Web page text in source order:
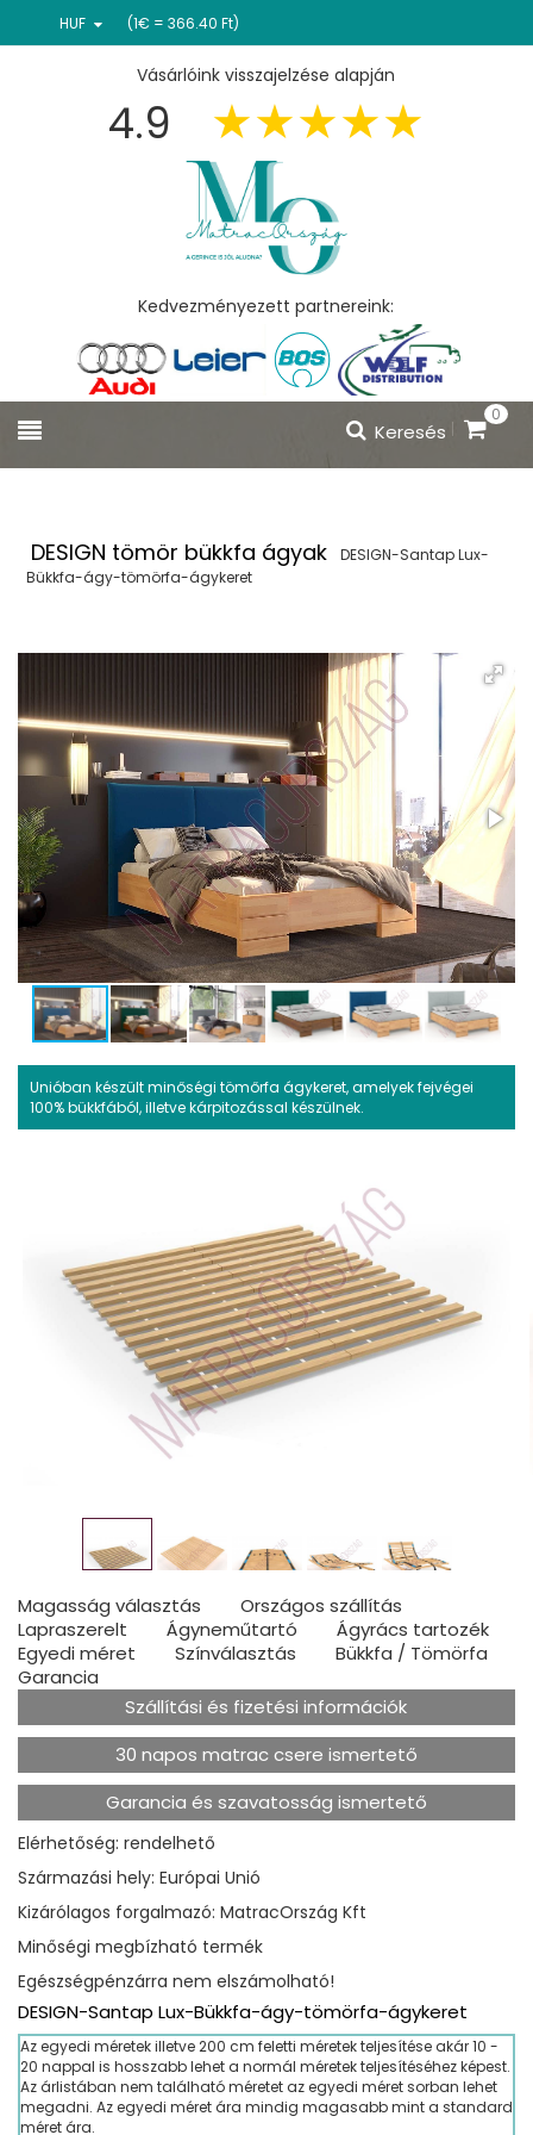
HUF (1€ = 366.40 Ft)
Vásárlóink visszajelzése alapján
4.9
Kedvezményezett partnereink:
0
Keresés
DESIGN tömör bükkfa ágyak
DESIGN-Santap Lux-
Bükkfa-ágy-tömörfa-ágykeret
Unióban készült minőségi tömőrfa ágykeret, amelyek fejvégei
100% bükkfából, illetve kárpitozással készülnek.
Magasság választás
Országos szállítás
Lapraszerelt
Ágyneműtartó
Ágyrács tartozék
Egyedi méret
Színválasztás
Bükkfa / Tömörfa
Garancia
Szállítási és fizetési információk
30 napos matrac csere ismertető
Garancia és szavatosság ismertető
Elérhetőség: rendelhető
Származási hely: Európai Unió
Kizárólagos forgalmazó: MatracOrszág Kft
Minőségi megbízható termék
Egészségpénzárra nem elszámolható!
DESIGN-Santap Lux-Bükkfa-ágy-tömörfa-ágykeret
Az egyedi méretek illetve 200 cm feletti méretek teljesítése akár 10 -
20 nappal is hosszabb lehet a normál méretek teljesítéséhez képest.
Az árlistában nem található méretet az egyedi méret sorban lehet
megadni. Az egyedi méret ára mindig magasabb mint a standard
méret ára.